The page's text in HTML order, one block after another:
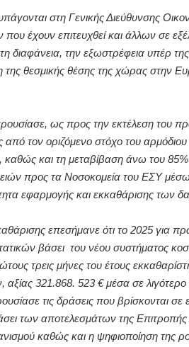
υπάγονται στη Γενικής Διεύθυνσης
έχουν επιτευχθεί και άλλων σε
διαφάνεια, την εξωστρέφεια υπέρ
της θεσμικής θέσης της χώρας στην
ως προς την εκτέλεση του
από τον οριζόμενο στόχο του
καθώς και τη μεταβίβαση άνω του
προς τα Νοσοκομεία του ΕΣΥ
εφαρμογής και εκκαθάρισης των
επεσήμανε ότι το 2025 για
βάσει του νέου συστήματος
τρεις μήνες του έτους
321.868. 523 € μέσα σε
τις δράσεις που βρίσκονται σε
των αποτελεσμάτων της
καθώς και η ψηφιοποίηση της